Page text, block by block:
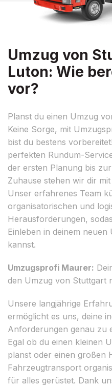
Umzug von
Luton: Wie
vor?
Planst du einen Umzug
Keine Sorge, mit
bist du bestens
perfekten Rundum-
der ersten Planung bis
Zuhause stehen wir dir
Unser erfahrenes Team
organisatorischen und
Herausforderungen,
Einleben in deinem
kannst.
Umzugsprofi Maurer:
den Umzug von Stuttgart
Unsere langjährige
ermöglicht es uns, deine
Anforderungen genau zu
Egal ob du einen kleinen
planst oder einen großen
Fahrzeugtransport
für alles gerüstet. Dank